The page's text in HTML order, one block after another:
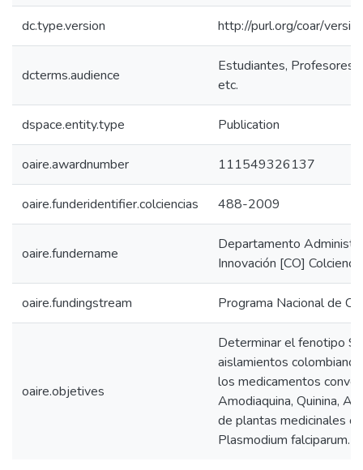
dc.type.version http://purl.org/coar/
dcterms.audience
Estudiantes, Profesores,
etc.
dspace.entity.type Publication
oaire.awardnumber 111549326137
oaire.funderidentifier.colciencias 488-2009
oaire.fundername
Departamento
Innovación [CO]
oaire.fundingstream Programa Nacional de
oaire.objetives
Determinar el fenotipo
aislamientos
los medicamentos
Amodiaquina, Quinina,
de plantas medicinales
Plasmodium falciparum.